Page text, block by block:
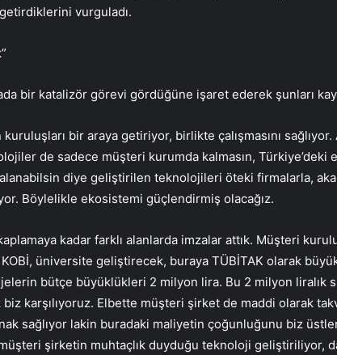
vurguladı.
bir katalizör görevi gördüğüne işaret ederek şunları
bir araya getiriyor, birlikte çalışmasını sağlıyor.
de sadece müşteri kurumda kalmasın, Türkiye’deki
diye geliştirilen teknolojileri öteki firmalarla,
Böylelikle ekosistemi güçlendirmiş olacağız.
kadar farklı alanlarda imzalar attık. Müşteri
üniversite geliştirecek, buraya TÜBİTAK olarak
bütçe büyüklükleri 2 milyon lira. Bu 2 milyon liralık
biz karşılıyoruz. Elbette müşteri şirket de maddi olarak
sağlıyor lakin buradaki maliyetin çoğunluğunu biz
şirketin muhtaçlık duyduğu teknoloji geliştiriliyor,